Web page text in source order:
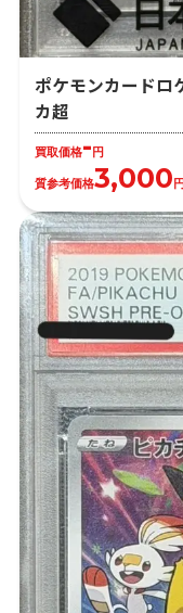
ポケモンカードロ
カ超
買取価格- 円
質参考価格3,000 円